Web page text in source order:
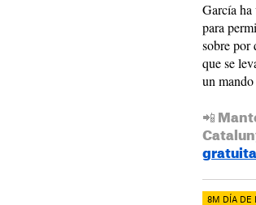
García ha
para
sobre por
que se
un
📲
gratuita
8M DÍA DE